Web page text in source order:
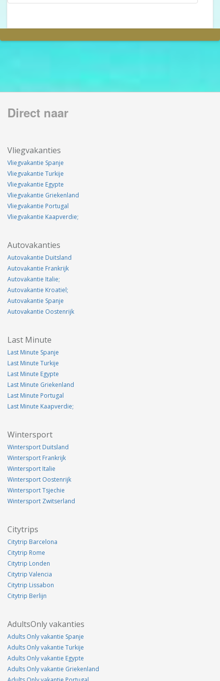
Direct naar
Vliegvakanties
Vliegvakantie Spanje
Vliegvakantie Turkije
Vliegvakantie Egypte
Vliegvakantie Griekenland
Vliegvakantie Portugal
Vliegvakantie Kaapverdie;
Autovakanties
Autovakantie Duitsland
Autovakantie Frankrijk
Autovakantie Italie;
Autovakantie Kroatiel;
Autovakantie Spanje
Autovakantie Oostenrijk
Last Minute
Last Minute Spanje
Last Minute Turkije
Last Minute Egypte
Last Minute Griekenland
Last Minute Portugal
Last Minute Kaapverdie;
Wintersport
Wintersport Duitsland
Wintersport Frankrijk
Wintersport Italie
Wintersport Oostenrijk
Wintersport Tsjechie
Wintersport Zwitserland
Citytrips
Citytrip Barcelona
Citytrip Rome
Citytrip Londen
Citytrip Valencia
Citytrip Lissabon
Citytrip Berlijn
AdultsOnly vakanties
Adults Only vakantie Spanje
Adults Only vakantie Turkije
Adults Only vakantie Egypte
Adults Only vakantie Griekenland